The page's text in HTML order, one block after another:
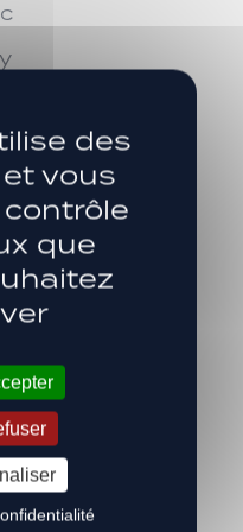
des
vous
que